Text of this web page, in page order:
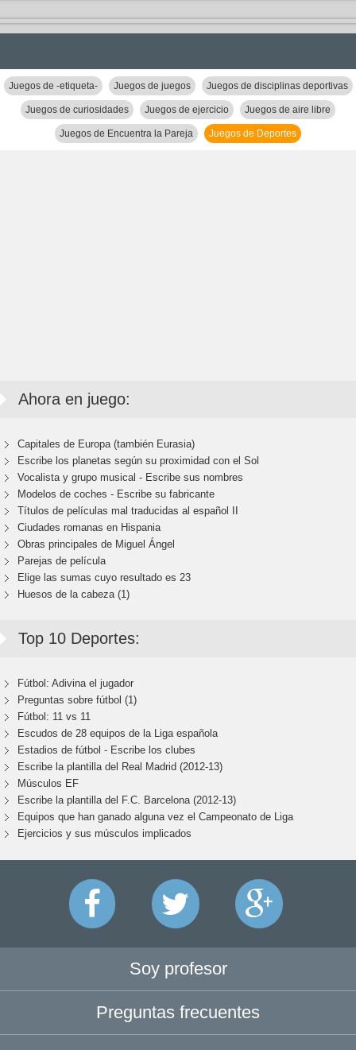
Juegos de -etiqueta- Juegos de juegos Juegos de disciplinas deportivas
Juegos de curiosidades Juegos de ejercicio Juegos de aire libre
Juegos de Encuentra la Pareja Juegos de Deportes
Ahora en juego:
Capitales de Europa (también Eurasia)
Escribe los planetas según su proximidad con el Sol
Vocalista y grupo musical - Escribe sus nombres
Modelos de coches - Escribe su fabricante
Títulos de películas mal traducidas al español II
Ciudades romanas en Hispania
Obras principales de Miguel Ángel
Parejas de película
Elige las sumas cuyo resultado es 23
Huesos de la cabeza (1)
Top 10 Deportes:
Fútbol: Adivina el jugador
Preguntas sobre fútbol (1)
Fútbol: 11 vs 11
Escudos de 28 equipos de la Liga española
Estadios de fútbol - Escribe los clubes
Escribe la plantilla del Real Madrid (2012-13)
Músculos EF
Escribe la plantilla del F.C. Barcelona (2012-13)
Equipos que han ganado alguna vez el Campeonato de Liga
Ejercicios y sus músculos implicados
Soy profesor
Preguntas frecuentes